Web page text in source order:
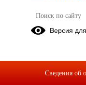
Версия
Сведения об